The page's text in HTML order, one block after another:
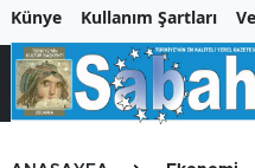
Künye Kullanım Şartları